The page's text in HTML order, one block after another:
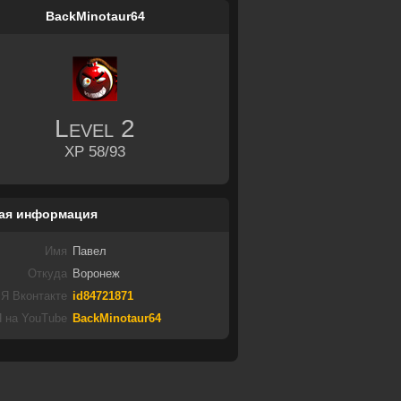
BackMinotaur64
Level 2
XP 58/93
информация
Имя
Павел
Откуда Воронеж
Я Вконтакте id84721871
на YouTube
BackMinotaur64